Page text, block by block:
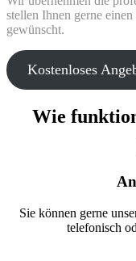
stellen Ihnen gerne
gewünscht.
Kostenloses
Wie
Sie können gerne
telefonisch